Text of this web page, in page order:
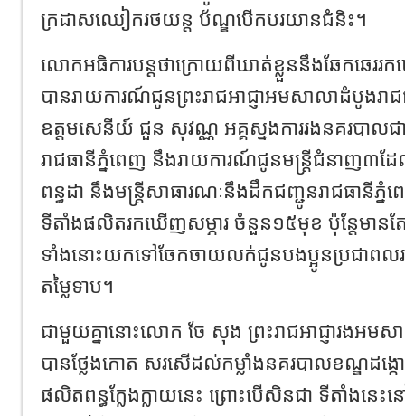
ក្រដាសឈៀករថយន្ត ប័ណ្ឌបើកបរយានជំនិះ។
លោកអធិការបន្តថាក្រោយពីឃាត់ខ្លួននឹងឆែកឆេររ
បានរាយការណ៍ជូនព្រះរាជអាជ្ញាអមសាលាដំបូងរា
ឧត្តមសេនីយ៍ ជួន សុវណ្ណ អគ្គស្នងការរងនគរបាលជ
រាជធានីភ្នំពេញ នឹងរាយការណ៍ជូនមន្រ្តីជំនាញ៣ដែ
ពន្ធដា នឹងមន្ត្រីសាធារណៈនឹងដឹកជញ្ជូនរាជធានីភ្នំពេ
ទីតាំងផលិតរកឃើញសម្ភារ ចំនួន១៥មុខ ប៉ុន្តែមា
ទាំងនោះយកទៅចែកចាយលក់ជូនបងប្អូនប្រជាពលរដ្ឋ
តម្លៃទាប។
ជាមួយគ្នានោះលោក ចែ សុង ព្រះរាជអាជ្ញារងអម
បានថ្លែងកោត សរសើដល់កម្លាំងនគរបាលខណ្ឌដង្ក
ផលិតពន្ធក្លែងក្លាយនេះ ព្រោះបើសិនជា ទីតាំងនេះ